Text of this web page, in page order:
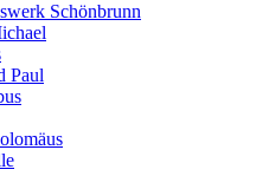
Schönbrunn
Paul